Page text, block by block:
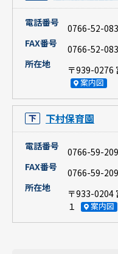
電話番号
0766-52-
FAX番号
0766-52-
所在地
〒939-0276
案内図
下 下村保育園
電話番号
0766-59-
FAX番号
0766-59-
所在地
〒933-0204
１
案内図